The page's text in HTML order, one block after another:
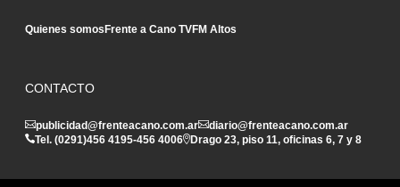
Quienes somosFrente a Cano TVFM Altos
CONTACTO
publicidad@frenteacano.com.ar
diario@frenteacano.com.ar
Tel. (0291)456 4195-456 4006 Drago 23, piso 11, oficinas 6, 7 y 8